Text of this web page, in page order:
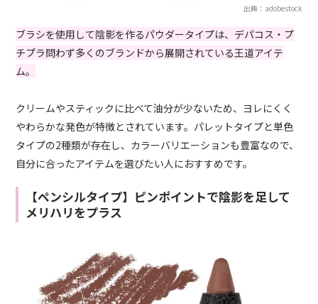
出典：adobestock
ブラシを使用して陰影を作るパウダータイプは、デパコス・プ
チプラ問わず多くのブランドから展開されている王道アイテ
ム。
クリームやスティックに比べて油分が少ないため、ヨレにくく
やわらかな発色が特徴とされています。パレットタイプと単色
タイプの2種類が存在し、カラーバリエーションも豊富なので、
自分に合ったアイテムを選びたい人におすすめです。
【ペンシルタイプ】ピンポイントで陰影を足して
メリハリをプラス